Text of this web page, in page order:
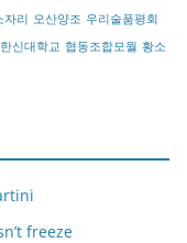
자리 오산양조 우리술품평회
한신대학교 협동조합모월 황소
freeze